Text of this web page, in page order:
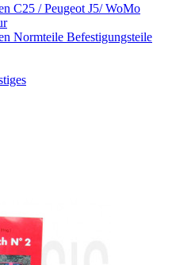
C25 / Peugeot J5/ WoMo
Normteile Befestigungsteile